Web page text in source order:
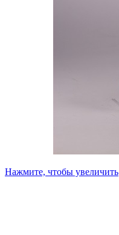
Нажмите, чтобы увеличить